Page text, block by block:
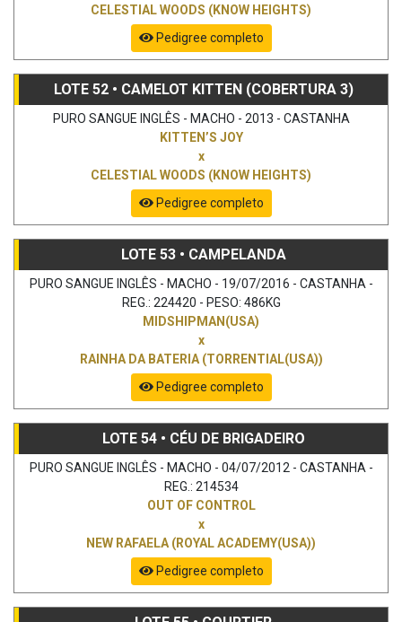
CELESTIAL WOODS (KNOW HEIGHTS)
Pedigree completo
LOTE 52 • CAMELOT KITTEN (COBERTURA 3)
PURO SANGUE INGLÊS - MACHO - 2013 - CASTANHA
KITTEN’S JOY
x
CELESTIAL WOODS (KNOW HEIGHTS)
Pedigree completo
LOTE 53 • CAMPELANDA
PURO SANGUE INGLÊS - MACHO - 19/07/2016 - CASTANHA -
REG.: 224420 - PESO: 486KG
MIDSHIPMAN(USA)
x
RAINHA DA BATERIA (TORRENTIAL(USA))
Pedigree completo
LOTE 54 • CÉU DE BRIGADEIRO
PURO SANGUE INGLÊS - MACHO - 04/07/2012 - CASTANHA -
REG.: 214534
OUT OF CONTROL
x
NEW RAFAELA (ROYAL ACADEMY(USA))
Pedigree completo